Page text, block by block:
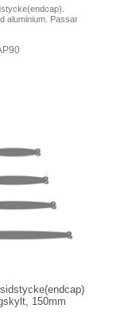
aluminium. Passar
150mm